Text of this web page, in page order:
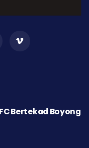
Bertekad Boyong